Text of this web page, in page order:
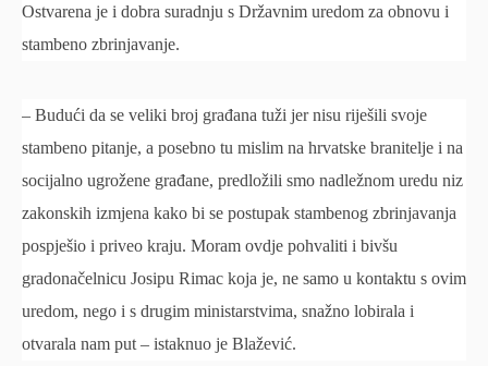
Ostvarena je i dobra suradnju s Državnim uredom za obnovu i
stambeno zbrinjavanje.
– Budući da se veliki broj građana tuži jer nisu riješili svoje
stambeno pitanje, a posebno tu mislim na hrvatske branitelje i na
socijalno ugrožene građane, predložili smo nadležnom uredu niz
zakonskih izmjena kako bi se postupak stambenog zbrinjavanja
pospješio i priveo kraju. Moram ovdje pohvaliti i bivšu
gradonačelnicu Josipu Rimac koja je, ne samo u kontaktu s ovim
uredom, nego i s drugim ministarstvima, snažno lobirala i
otvarala nam put – istaknuo je Blažević.